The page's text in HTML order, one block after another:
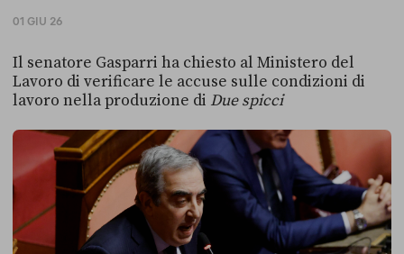
01 GIU 26
Il senatore Gasparri ha chiesto al Ministero del
Lavoro di verificare le accuse sulle condizioni di
lavoro nella produzione di Due spicci